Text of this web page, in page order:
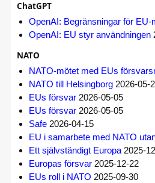
ChatGPT
OpenAI: Begränsningar för EU-
OpenAI: EU styr användningen
NATO
NATO-mötet med EUs
NATO till Helsingborg 2026-05-
EUs försvar 2026-05-05
EUs försvar 2026-05-05
Safe 2026-04-15
EU i samarbete med NATO
Ett självständigt Europa 2025-
Europas försvar 2025-12-22
EUs roll i NATO 2025-09-30